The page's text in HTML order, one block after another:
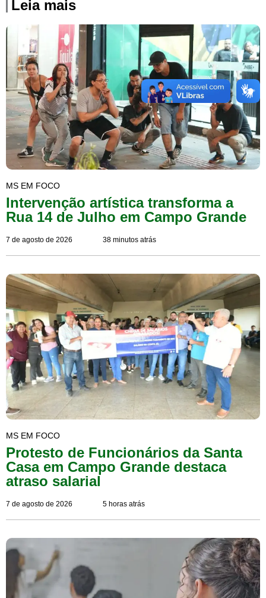
Leia mais
MS EM FOCO
Intervenção artística transforma a
Rua 14 de Julho em Campo Grande
7 de agosto de 2026 38 minutos atrás
MS EM FOCO
Protesto de Funcionários da Santa
Casa em Campo Grande destaca
atraso salarial
7 de agosto de 2026 5 horas atrás